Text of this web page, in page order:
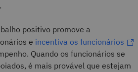
positivo promove a
e incentiva os funcionários
Quando os funcionários se
é mais provável que estejam